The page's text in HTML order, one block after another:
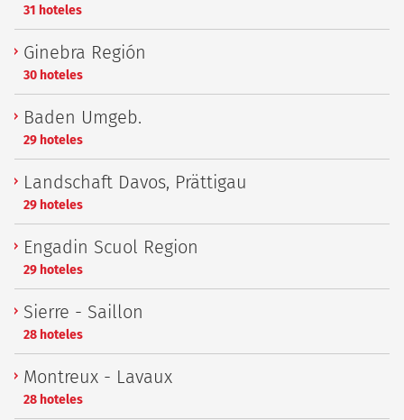
31 hoteles
Ginebra Región
30 hoteles
Baden Umgeb.
29 hoteles
Landschaft Davos, Prättigau
29 hoteles
Engadin Scuol Region
29 hoteles
Sierre - Saillon
28 hoteles
Montreux - Lavaux
28 hoteles